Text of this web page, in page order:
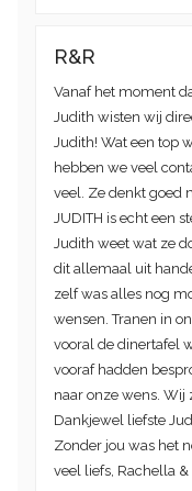
R&R
Vanaf het moment
Judith wisten wij
Judith! Wat een top
hebben we veel
veel. Ze denkt goed
JUDITH is echt een
Judith weet wat ze
dit allemaal uit
zelf was alles nog
wensen. Tranen in
vooral de dinertafel
vooraf hadden
naar onze wens.
Dankjewel liefste
Zonder jou was het
veel liefs, Rachella &